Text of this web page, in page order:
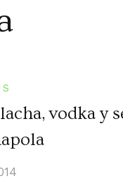
vodka y